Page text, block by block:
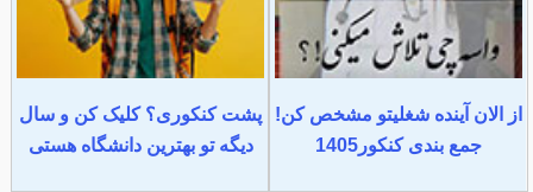
از الان آینده شغلیتو مشخص کن!
جمع بندی کنکور1405
پشت کنکوری؟ کلیک کن و سال
دیگه تو بهترین دانشگاه هستی